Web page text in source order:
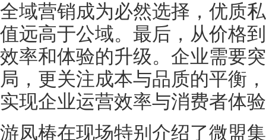
全域营销成为必然选择，优质
值远高于公域。最后，从价格
效率和体验的升级。企业需要
局，更关注成本与品质的平衡
实现企业运营效率与消费者体
游凤椿在现场特别介绍了微盟